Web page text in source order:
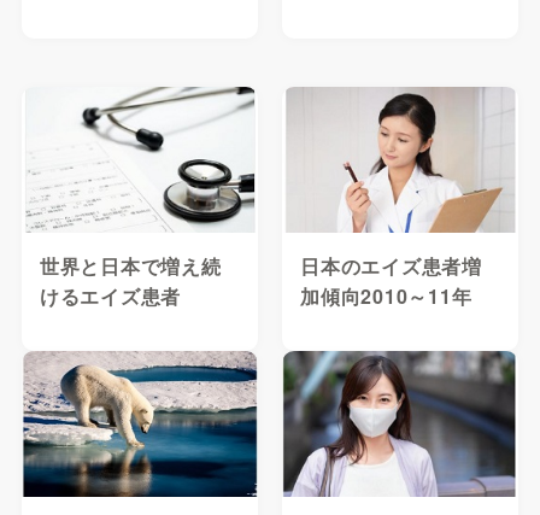
世界と日本で増え続
けるエイズ患者
日本のエイズ患者増
加傾向2010～11年